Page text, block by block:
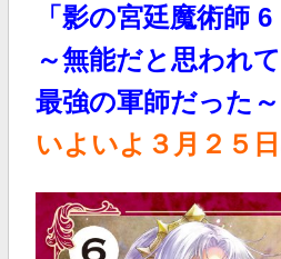
「影の宮廷魔術師 6
～無能だと思われ
最強の軍師だった～
いよいよ３ 月２５日